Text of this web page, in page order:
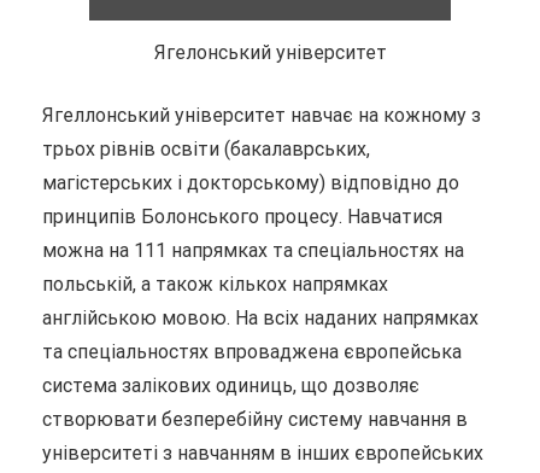
Ягелонський університет
Ягеллонський університет навчає на кожному з
трьох рівнів освіти (бакалаврських,
магістерських і докторському) відповідно до
принципів Болонського процесу. Навчатися
можна на 111 напрямках та спеціальностях на
польській, а також кількох напрямках
англійською мовою. На всіх наданих напрямках
та спеціальностях впроваджена європейська
система залікових одиниць, що дозволяє
створювати безперебійну систему навчання в
університеті з навчанням в інших європейських